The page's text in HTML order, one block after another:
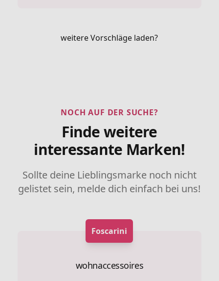
weitere Vorschläge laden?
NOCH AUF DER SUCHE?
Finde weitere
interessante Marken!
Sollte deine Lieblingsmarke noch nicht
gelistet sein, melde dich einfach bei uns!
Foscarini
wohnaccessoires